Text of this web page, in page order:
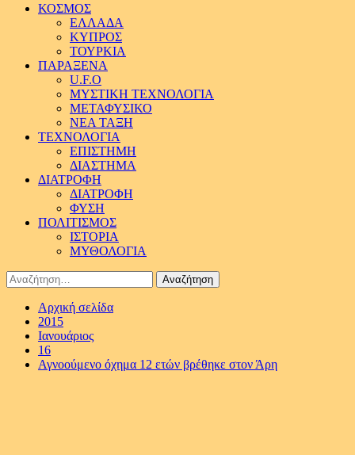
ΚΟΣΜΟΣ
ΕΛΛΑΔΑ
ΚΥΠΡΟΣ
ΤΟΥΡΚΙΑ
ΠΑΡΑΞΕΝΑ
U.F.O
ΜΥΣΤΙΚΗ ΤΕΧΝΟΛΟΓΙΑ
ΜΕΤΑΦΥΣΙΚΟ
ΝΕΑ ΤΑΞΗ
ΤΕΧΝΟΛΟΓΙΑ
ΕΠΙΣΤΗΜΗ
ΔΙΑΣΤΗΜΑ
ΔΙΑΤΡΟΦΗ
ΔΙΑΤΡΟΦΗ
ΦΥΣΗ
ΠΟΛΙΤΙΣΜΟΣ
ΙΣΤΟΡΙΑ
ΜΥΘΟΛΟΓΙΑ
Αναζήτηση
για:
Αρχική σελίδα
2015
Ιανουάριος
16
Αγνοούμενο όχημα 12 ετών βρέθηκε στον Άρη